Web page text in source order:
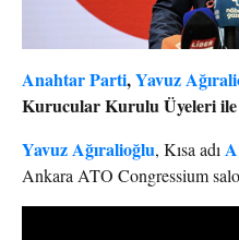
Anahtar Parti,Yavuz
Kurucular Kurulu Üyeleri
Yavuz Ağıralioğlu, Kısa adı
Ankara ATO Congressium